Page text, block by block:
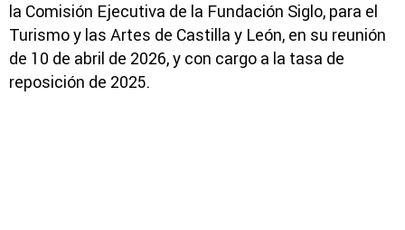
la Comisión Ejecutiva de la Fundación Siglo, para el
Turismo y las Artes de Castilla y León, en su reunión
de 10 de abril de 2026, y con cargo a la tasa de
reposición de 2025.